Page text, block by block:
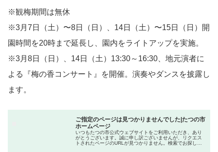
※観梅期間は無休
※3月7日（土）〜8日（日）、14日（土）〜15日（日）開
園時間を20時まで延長し、園内をライトアップを実施。
※3月8日（日）、14日（土）13:30～16:30、地元演者に
よる『梅の香コンサート』を開催。演奏やダンスを披露し
ます。
ご指定のページは見つかりませんでした|たつの市
ホームページ
いつもたつの市公式ウェブサイトをご利用いただき、あり
がとうございます。誠に申し訳ございませんが、リクエス
トされたページのURLが見つかりません。検索でお探しの